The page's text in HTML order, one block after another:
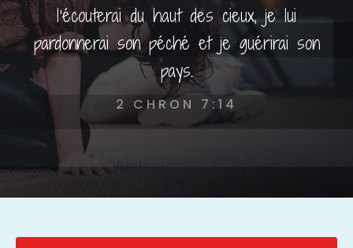
l'écouterai du haut des cieux, je lui
pardonnerai son péché et je guérirai son
pays.
2 CHRON 7:14